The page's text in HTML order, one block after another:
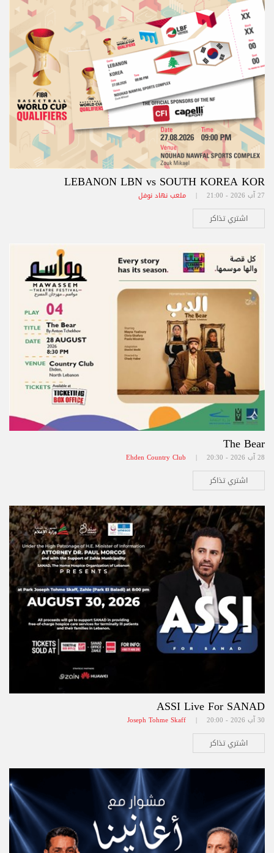
LEBANON LBN vs SOUTH KOREA KOR
27 آب 2026 - 21:00 | ملعب نهاد نوفل
اشتري تذاكر
The Bear
28 آب 2026 - 20:30 | Ehden Country Club
اشتري تذاكر
ASSI Live For SANAD
30 آب 2026 - 20:00 | Joseph Tohme Skaff
اشتري تذاكر